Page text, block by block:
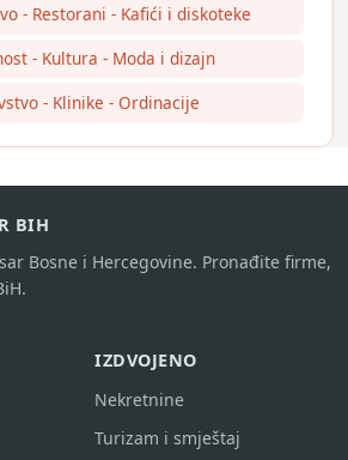
- Restorani - Kafići i diskoteke
- Kultura - Moda i dizajn
- Klinike - Ordinacije
BIH
Bosne i Hercegovine. Pronađite firme,
IZDVOJENO
Nekretnine
Turizam i smještaj